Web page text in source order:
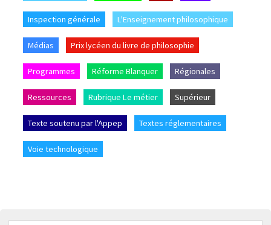
Inspection générale L'Enseignement philosophique
Médias Prix lycéen du livre de philosophie
Programmes Réforme Blanquer Régionales
Ressources Rubrique Le métier Supérieur
Texte soutenu par l'Appep Textes réglementaires
Voie technologique